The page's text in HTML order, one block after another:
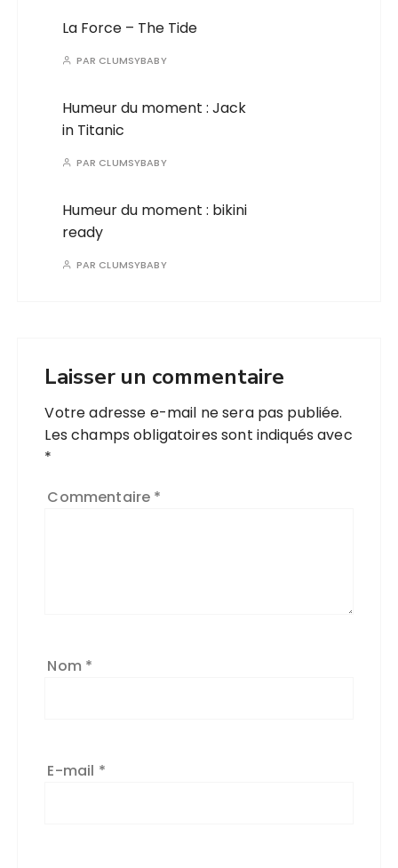
La Force – The Tide
PAR CLUMSYBABY
Humeur du moment : Jack
in Titanic
PAR CLUMSYBABY
Humeur du moment : bikini
ready
PAR CLUMSYBABY
Laisser un commentaire
Votre adresse e-mail ne sera pas publiée.
Les champs obligatoires sont indiqués avec
*
Commentaire *
Nom *
E-mail *